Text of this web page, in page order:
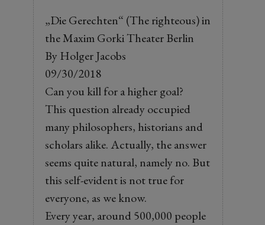
„Die Gerechten“ (The righteous) in
the Maxim Gorki Theater Berlin
By Holger Jacobs
09/30/2018
Can you kill for a higher goal?
This question already occupied
many philosophers, historians and
scholars alike. Actually, the answer
seems quite natural, namely no. But
this self-evident is not true for
everyone, as we know.
Every year, around 500,000 people